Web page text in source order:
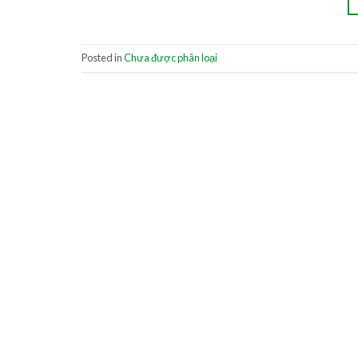
Posted inChưa được phân loại